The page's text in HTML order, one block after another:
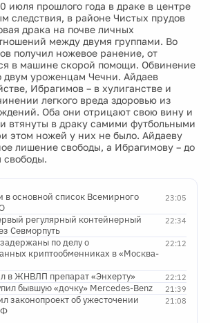
июля прошлого года в драке в центре
следствия, в районе Чистых прудов
драка на почве личных
между двумя группами. Во
получил ножевое ранение, от
в машине скорой помощи. Обвинение
двум уроженцам Чечни. Айдаев
Ибрагимов – в хулиганстве и
легкого вреда здоровью из
Оба они отрицают свою вину и
втянуты в драку самими футбольными
этом ножей у них не было. Айдаеву
лишение свободы, а Ибрагимову – до
свободы.
23:05
в основной список Всемирного
22:34
регулярный контейнерный
Севморпуть
22:12
по делу о
криптообменниках в «Москва-
22:12
в ЖНВЛП препарат «Энхерту»
21:39
бывшую «дочку» Mercedes-Benz
21:08
законопроект об ужесточении